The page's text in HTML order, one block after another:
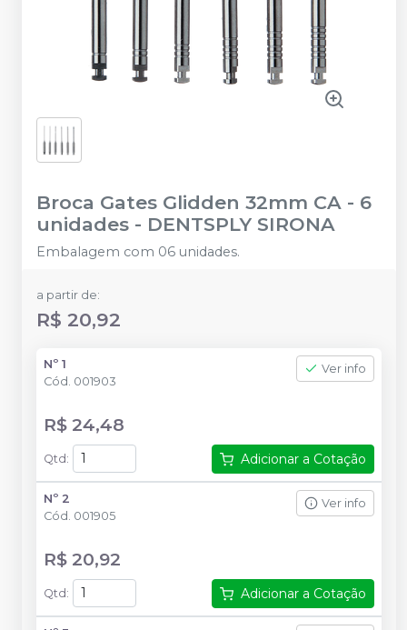
Broca Gates Glidden 32mm CA - 6
unidades - DENTSPLY SIRONA
Embalagem com 06 unidades.
a partir de:
R$ 20,92
Nº 1
Cód. 001903
Ver info
R$ 24,48
Qtd : Adicionar a Cotação
Nº 2
Cód. 001905
Ver info
R$ 20,92
Qtd : Adicionar a Cotação